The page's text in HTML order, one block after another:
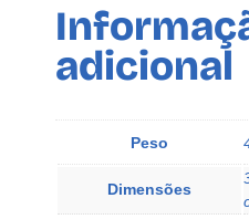
adicional
Peso
Dimensões